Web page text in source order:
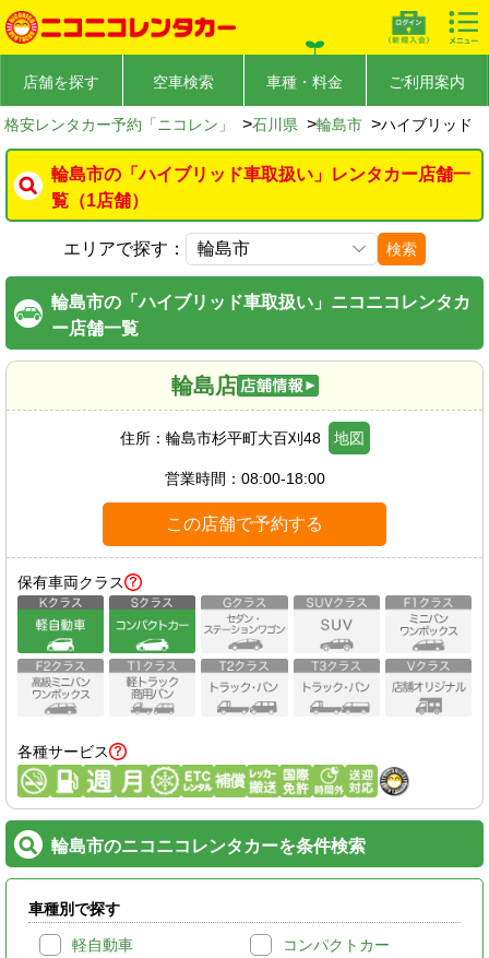
店舗を探す 空車検索 車種・料金 ご利用案内
格安レンタカー予約「ニコレン」 >石川県 >輪島市 >ハイブリッド
輪島市の「ハイブリッド車取扱い」レンタカー店舗一
覧（1店舗）
エリアで探す： 検索
輪島市の「ハイブリッド車取扱い」ニコニコレンタカ
ー店舗一覧
輪島店
住所： 輪島市杉平町大百刈48 地図
営業時間： 08:00-18:00
この店舗で予約する
保有車両クラス
各種サービス
輪島市のニコニコレンタカーを条件検索
車種別で探す
軽自動車 コンパクトカー